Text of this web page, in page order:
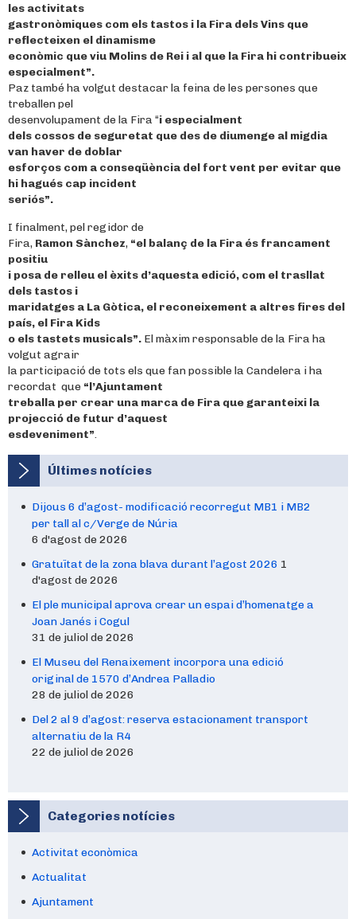
les activitats
gastronòmiques com els tastos i la Fira dels Vins que
reflecteixen el dinamisme
econòmic que viu Molins de Rei i al que la Fira hi contribueix
especialment”.
Paz també ha volgut destacar la feina de les persones que
treballen pel
desenvolupament de la Fira “i especialment
dels cossos de seguretat que des de diumenge al migdia
van haver de doblar
esforços com a conseqüència del fort vent per evitar que
hi hagués cap incident
seriós”.
I finalment, pel regidor de
Fira, Ramon Sànchez, “el balanç de la Fira és francament
positiu
i posa de relleu el èxits d’aquesta edició, com el trasllat
dels tastos i
maridatges a La Gòtica, el reconeixement a altres fires del
país, el Fira Kids
o els tastets musicals”. El màxim responsable de la Fira ha
volgut agrair
la participació de tots els que fan possible la Candelera i ha
recordat que “l’Ajuntament
treballa per crear una marca de Fira que garanteixi la
projecció de futur d’aquest
esdeveniment”.
Últimes notícies
Dijous 6 d’agost- modificació recorregut MB1 i MB2
per tall al c/Verge de Núria
6 d'agost de 2026
Gratuïtat de la zona blava durant l’agost 2026 1
d'agost de 2026
El ple municipal aprova crear un espai d’homenatge a
Joan Janés i Cogul
31 de juliol de 2026
El Museu del Renaixement incorpora una edició
original de 1570 d’Andrea Palladio
28 de juliol de 2026
Del 2 al 9 d’agost: reserva estacionament transport
alternatiu de la R4
22 de juliol de 2026
Categories notícies
Activitat econòmica
Actualitat
Ajuntament